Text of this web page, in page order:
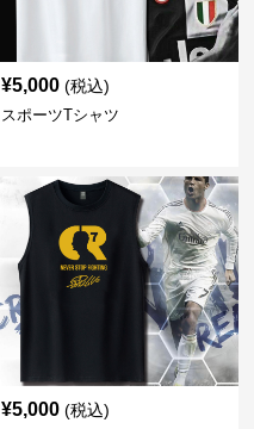
¥5,000 (税込)
スポーツTシャツ
¥5,000 (税込)